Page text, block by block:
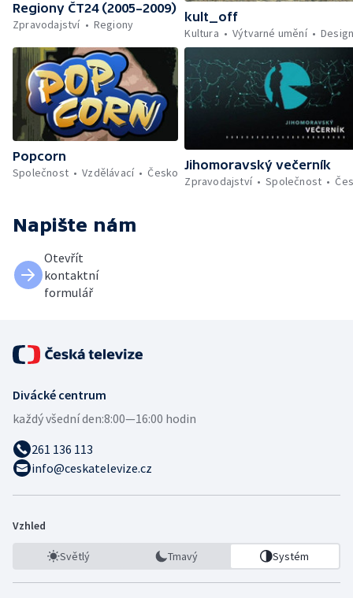
Regiony ČT24 (2005–2009)
Zpravodajství
Regiony
kult_off
Kultura
Výtvarné umění
Popcorn
Společnost
Vzdělávací Česko
Jihomoravský večerník
Zpravodajství
Společnost
Napište nám
Otevřít
kontaktní
formulář
Divácké centrum
každý všední den:8:00—16:00 hodin
261 136 113
info@ceskatelevize.cz
Vzhled
Světlý Tmavý Systém